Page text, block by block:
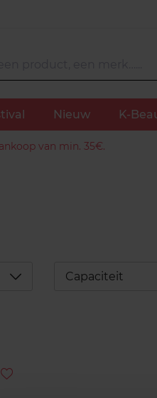
Nieuw K-
van min. 35€.
Déplier Capaciteit